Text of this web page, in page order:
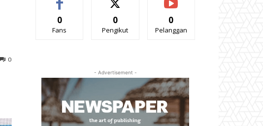
0
0
Fans
0
Pengikut
0
Pelanggan
- Advertisement -